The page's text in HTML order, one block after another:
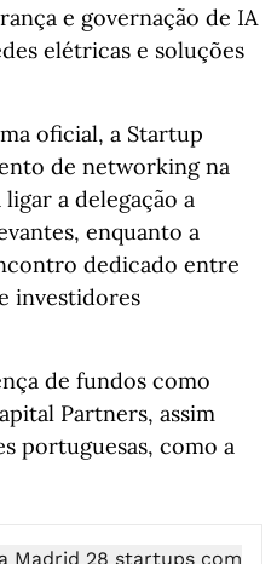
e governação de IA
elétricas e soluções
oficial, a Startup
de networking na
a delegação a
enquanto a
dedicado entre
investidores
de fundos como
Partners, assim
portuguesas, como a